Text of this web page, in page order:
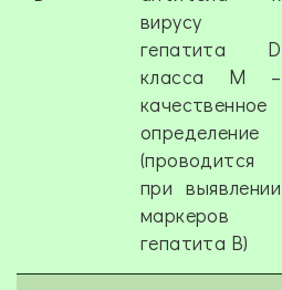
вирусу
гепатита D
класса M –
качественное
определение
(проводится
при выявлении
маркеров
гепатита В)